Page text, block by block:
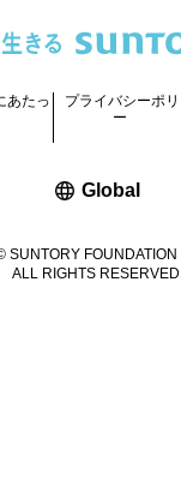
SUNTORY FOUNDATION
ALL RIGHTS
あたっ
プライバシーポ
ー
Global